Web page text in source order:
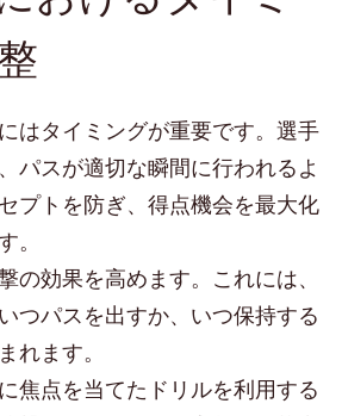
はタイミングが重要です。選手
パスが適切な瞬間に行われるよ
プトを防ぎ、得点機会を最大化
。
の効果を高めます。これには、
つパスを出すか、いつ保持する
れます。
焦点を当てたドリルを利用する